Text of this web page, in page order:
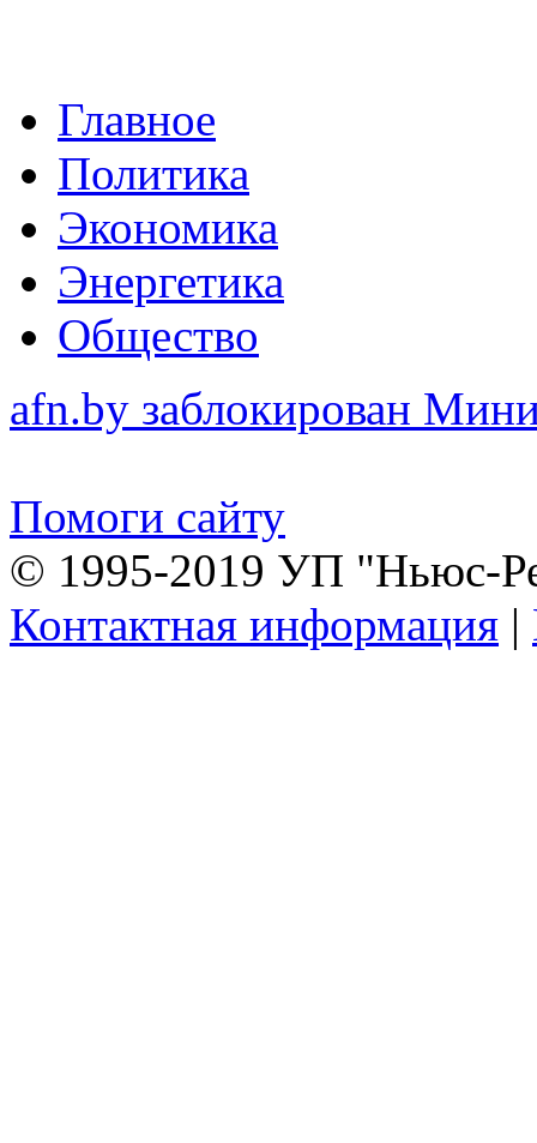
Главное
Политика
Экономика
Энергетика
Общество
afn.by заблокирован
Помоги сайту
© 1995-2019 УП "Ньюс-
Контактная информация |